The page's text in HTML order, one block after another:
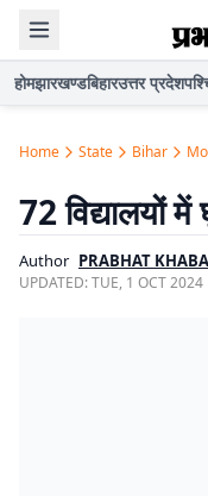
होमझारखण्डबिहारउत्तर प्रदेश
Home State Bihar
72 विद्यालयों में
Author PRABHAT
UPDATED:TUE, 1 OCT